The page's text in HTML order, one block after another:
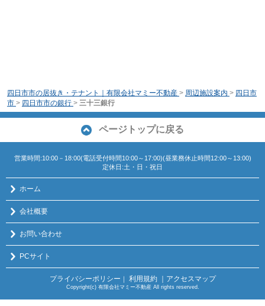
四日市市の居抜き・テナント｜有限会社マミー不動産 > 周辺施設案内 > 四日市
市 > 四日市市の銀行 > 三十三銀行
ページトップに戻る
営業時間:10:00－18:00(電話受付時間10:00～17:00)(昼業務休止時間12:00～13:00)
定休日:土・日・祝日
ホーム
会社概要
お問い合わせ
PCサイト
プライバシーポリシー ｜ 利用規約 ｜アクセスマップ
Copyright(c) 有限会社マミー不動産 All rights reserved.